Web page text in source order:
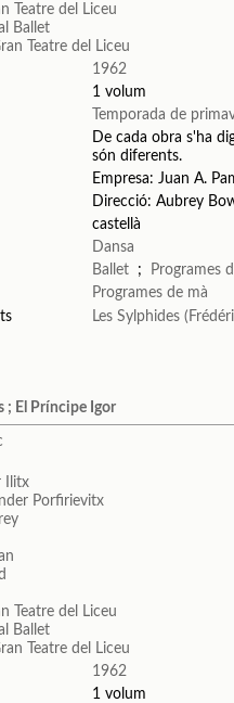
Teatre del Liceu
Ballet
Teatre del Liceu
1962
1 volum
Temporada de
De cada obra s'ha
són diferents.
Empresa: Juan A.
Direcció: Aubrey
castellà
Dansa
Ballet ;
Programes
Programes de mà
Les Sylphides
; El Príncipe Igor
Ilitx
Porfirievitx
Teatre del Liceu
Ballet
Teatre del Liceu
1962
1 volum